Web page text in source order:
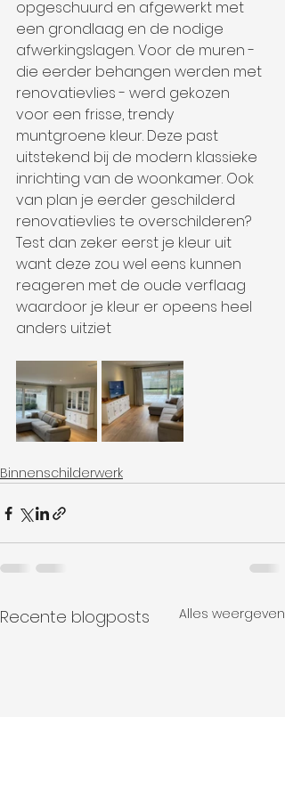
opgeschuurd en afgewerkt met
een grondlaag en de nodige
afwerkingslagen. Voor de muren -
die eerder behangen werden met
renovatievlies - werd gekozen
voor een frisse, trendy
muntgroene kleur. Deze past
uitstekend bij de modern klassieke
inrichting van de woonkamer. Ook
van plan je eerder geschilderd
renovatievlies te overschilderen?
Test dan zeker eerst je kleur uit
want deze zou wel eens kunnen
reageren met de oude verflaag
waardoor je kleur er opeens heel
anders uitziet
Binnenschilderwerk
Recente blogposts Alles weergeven